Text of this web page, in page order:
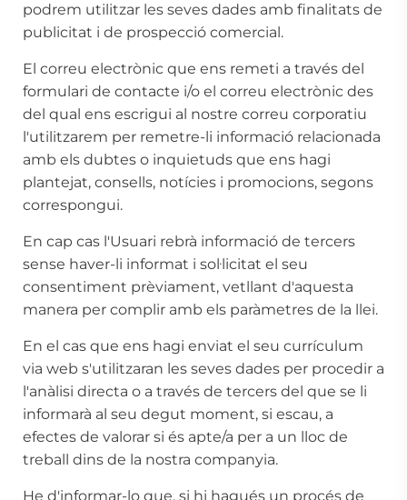
podrem utilitzar les seves dades amb finalitats de
publicitat i de prospecció comercial.
El correu electrònic que ens remeti a través del
formulari de contacte i/o el correu electrònic des
del qual ens escrigui al nostre correu corporatiu
l'utilitzarem per remetre-li informació relacionada
amb els dubtes o inquietuds que ens hagi
plantejat, consells, notícies i promocions, segons
correspongui.
En cap cas l'Usuari rebrà informació de tercers
sense haver-li informat i sol·licitat el seu
consentiment prèviament, vetllant d'aquesta
manera per complir amb els paràmetres de la llei.
En el cas que ens hagi enviat el seu currículum
via web s'utilitzaran les seves dades per procedir a
l'anàlisi directa o a través de tercers del que se li
informarà al seu degut moment, si escau, a
efectes de valorar si és apte/a per a un lloc de
treball dins de la nostra companyia.
He d'informar-lo que, si hi hagués un procés de